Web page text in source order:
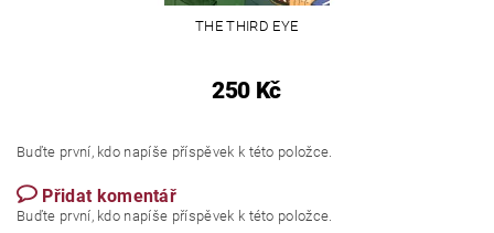
THE THIRD EYE
250 Kč
Buďte první, kdo napíše příspěvek k této položce.
Přidat komentář
Buďte první, kdo napíše příspěvek k této položce.